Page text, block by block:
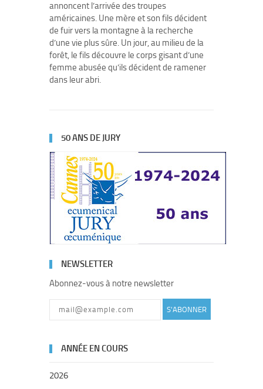
annoncent l’arrivée des troupes
américaines. Une mère et son fils décident
de fuir vers la montagne à la recherche
d’une vie plus sûre. Un jour, au milieu de la
forêt, le fils découvre le corps gisant d’une
femme abusée qu’ils décident de ramener
dans leur abri.
50 ANS DE JURY
NEWSLETTER
Abonnez-vous à notre newsletter
S'ABONNER
ANNÉE EN COURS
2026